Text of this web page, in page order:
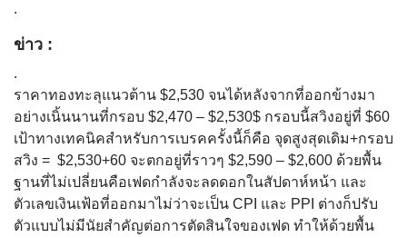
.
ข่าว :
.
ราคาทองทะลุแนวต้าน $2,530 จนได้หลังจากที่ออกข้างมา
อย่างเนิ้นนานที่กรอบ $2,470 – $2,530$ กรอบนี้สวิงอยู่ที่ $60
เป้าทางเทคนิคสำหรับการเบรคครั้งนี้ก็คือ จุดสูงสุดเดิม+กรอบ
สวิง = $2,530+60 จะตกอยู่ที่ราวๆ $2,590 – $2,600 ด้วยพื้น
ฐานที่ไม่เปลี่ยนคือเฟดกำลังจะลดดอกในสัปดาห์หน้า และ
ตัวเลขเงินเฟ้อที่ออกมาไม่ว่าจะเป็น CPI และ PPI ต่างก็ปรับ
ตัวแบบไม่มีนัยสำคัญต่อการตัดสินใจของเฟด ทำให้ด้วยพื้น